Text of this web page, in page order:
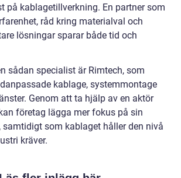
på kablagetillverkning. En partner som
råd kring materialval och
lösningar sparar både tid och
sådan specialist är Rimtech, som
kablage, systemmontage
Genom att ta hjälp av en aktör
företag lägga mer fokus på sin
samtidigt som kablaget håller den nivå
kräver.